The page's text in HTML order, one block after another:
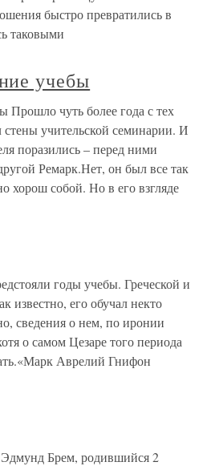
быстро превратились в
таковыми
учебы
Прошло чуть более года с тех
учительской семинарии. И
поразились – перед ними
Ремарк.Нет, он был все так
хорош собой. Но в его взгляде
годы учебы. Греческой и
известно, его обучал некто
сведения о нем, по иронии
о самом Цезаре того периода
Аврелий Гнифон
Брем, родившийся 2